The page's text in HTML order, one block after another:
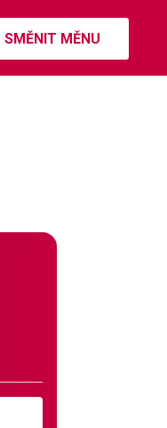
SMĚNIT MĚNU